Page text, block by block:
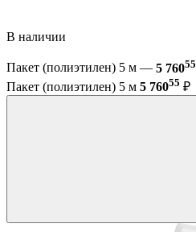
В наличии
Пакет (полиэтилен) 5 м — 5 76055
Пакет (полиэтилен) 5 м 5 76055 ₽